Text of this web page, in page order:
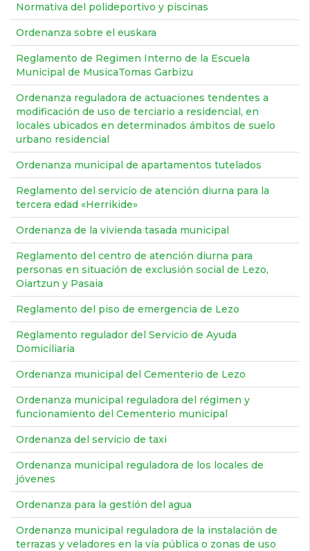
Normativa del polideportivo y piscinas
Ordenanza sobre el euskara
Reglamento de Regimen Interno de la Escuela
Municipal de MusicaTomas Garbizu
Ordenanza reguladora de actuaciones tendentes a
modificación de uso de terciario a residencial, en
locales ubicados en determinados ámbitos de suelo
urbano residencial
Ordenanza municipal de apartamentos tutelados
Reglamento del servicio de atención diurna para la
tercera edad «Herrikide»
Ordenanza de la vivienda tasada municipal
Reglamento del centro de atención diurna para
personas en situación de exclusión social de Lezo,
Oiartzun y Pasaia
Reglamento del piso de emergencia de Lezo
Reglamento regulador del Servicio de Ayuda
Domiciliaria
Ordenanza municipal del Cementerio de Lezo
Ordenanza municipal reguladora del régimen y
funcionamiento del Cementerio municipal
Ordenanza del servicio de taxi
Ordenanza municipal reguladora de los locales de
jóvenes
Ordenanza para la gestión del agua
Ordenanza municipal reguladora de la instalación de
terrazas y veladores en la vía pública o zonas de uso